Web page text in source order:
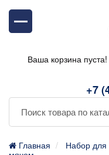
+7
Ваша корзина пуста!
Главная
Набор